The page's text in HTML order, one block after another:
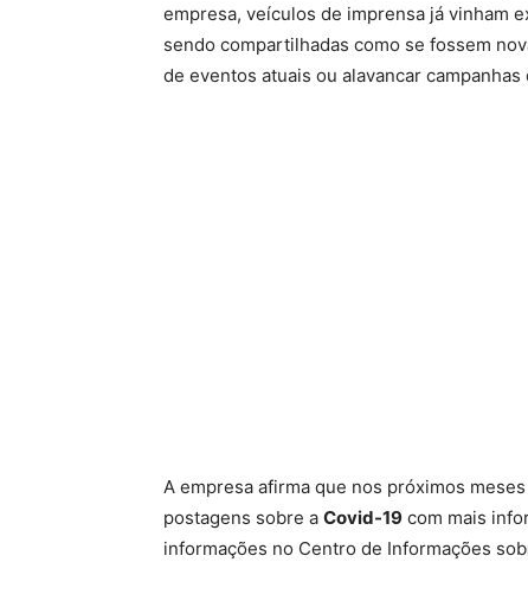
empresa, veículos de imprensa já vinham
sendo compartilhadas como se fossem
de eventos atuais ou alavancar campanhas
A empresa afirma que nos próximos
postagens sobre a Covid-19 com mais
informações no Centro de Informações